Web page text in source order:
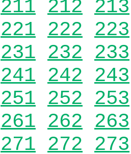
211 212 213
221 222 223
231 232 233
241 242 243
251 252 253
261 262 263
271 272 273